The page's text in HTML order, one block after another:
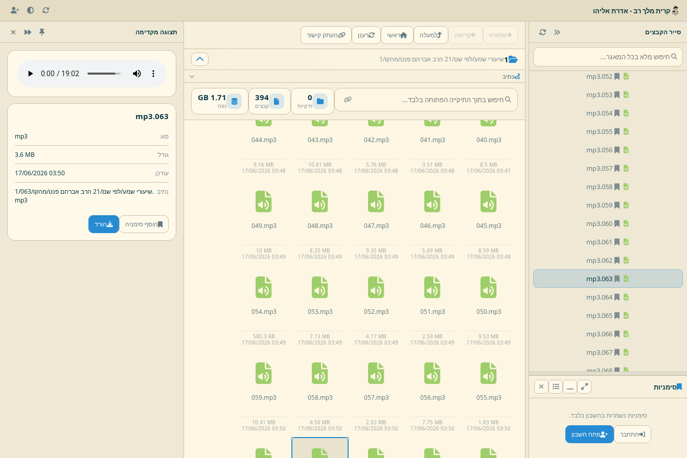
קרית מלך רב - אדרת אליהו
סייר הקבצים
049.
mp3
051.
052.
mp3
053.
mp3
054.
mp3
055.
mp3
056.
mp3
057.
mp3
058.
mp3
059.
mp3
060.
mp3
061.
mp3
062.
mp3
063.
mp3
064.
mp3
065.
mp3
066.
mp3
067.
mp3
068.
mp3
mp3
071.
mp3
072.
mp3
סימניות
סימניות נשמרות בחשבון בלבד.
התחבר פתח חשבון
אחורה קדימה למעלה ראשי רענן העתק קישור
1שיעורי שמע/לפי שם/21 הרב אברהם פנט/ מהקו/1
נתיב
0
תיקיות
394
קבצים
1.71 GB
נפח
17/06/2026 03:46
17/06/2026 03:46
17/06/2026 03:47
17/06/2026 03:47
17/06/2026 03:47
040.mp3
8.5 MB
17/06/2026 03:47
041.mp3
3.51 MB
17/06/2026 03:48
042.mp3
5.76 MB
17/06/2026 03:48
043.mp3
10.81 MB
17/06/2026 03:48
044.mp3
9.16 MB
17/06/2026 03:48
045.mp3
8.59 MB
17/06/2026 03:48
046.mp3
5.69 MB
17/06/2026 03:49
047.mp3
9.35 MB
17/06/2026 03:49
048.mp3
8.25 MB
17/06/2026 03:49
049.mp3
10 MB
17/06/2026 03:49
050.mp3
9.53 MB
17/06/2026 03:49
051.mp3
2.59 MB
17/06/2026 03:49
052.mp3
4.17 MB
17/06/2026 03:49
053.mp3
7.13 MB
17/06/2026 03:49
054.mp3
580.3 KB
17/06/2026 03:49
055.mp3
1.83 MB
17/06/2026 03:50
056.mp3
7.75 MB
17/06/2026 03:50
057.mp3
2.03 MB
17/06/2026 03:50
058.mp3
4.56 MB
17/06/2026 03:50
059.mp3
10.41 MB
17/06/2026 03:50
תצוגה מקדימה
063.
mp3
סוג mp3
גודל 3.6 MB
עודכן 17/06/2026 03:50
נתיב שיעורי שמע/לפי שם/21 הרב אברהם פנט/ מהקו/ 1/
063.
mp3
הוסף סימניה הורד